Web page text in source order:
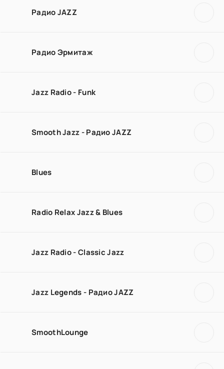
Радио JAZZ
Радио Эрмитаж
Jazz Radio - Funk
Smooth Jazz - Радио JAZZ
Blues
Radio Relax Jazz & Blues
Jazz Radio - Classic Jazz
Jazz Legends - Радио JAZZ
SmoothLounge